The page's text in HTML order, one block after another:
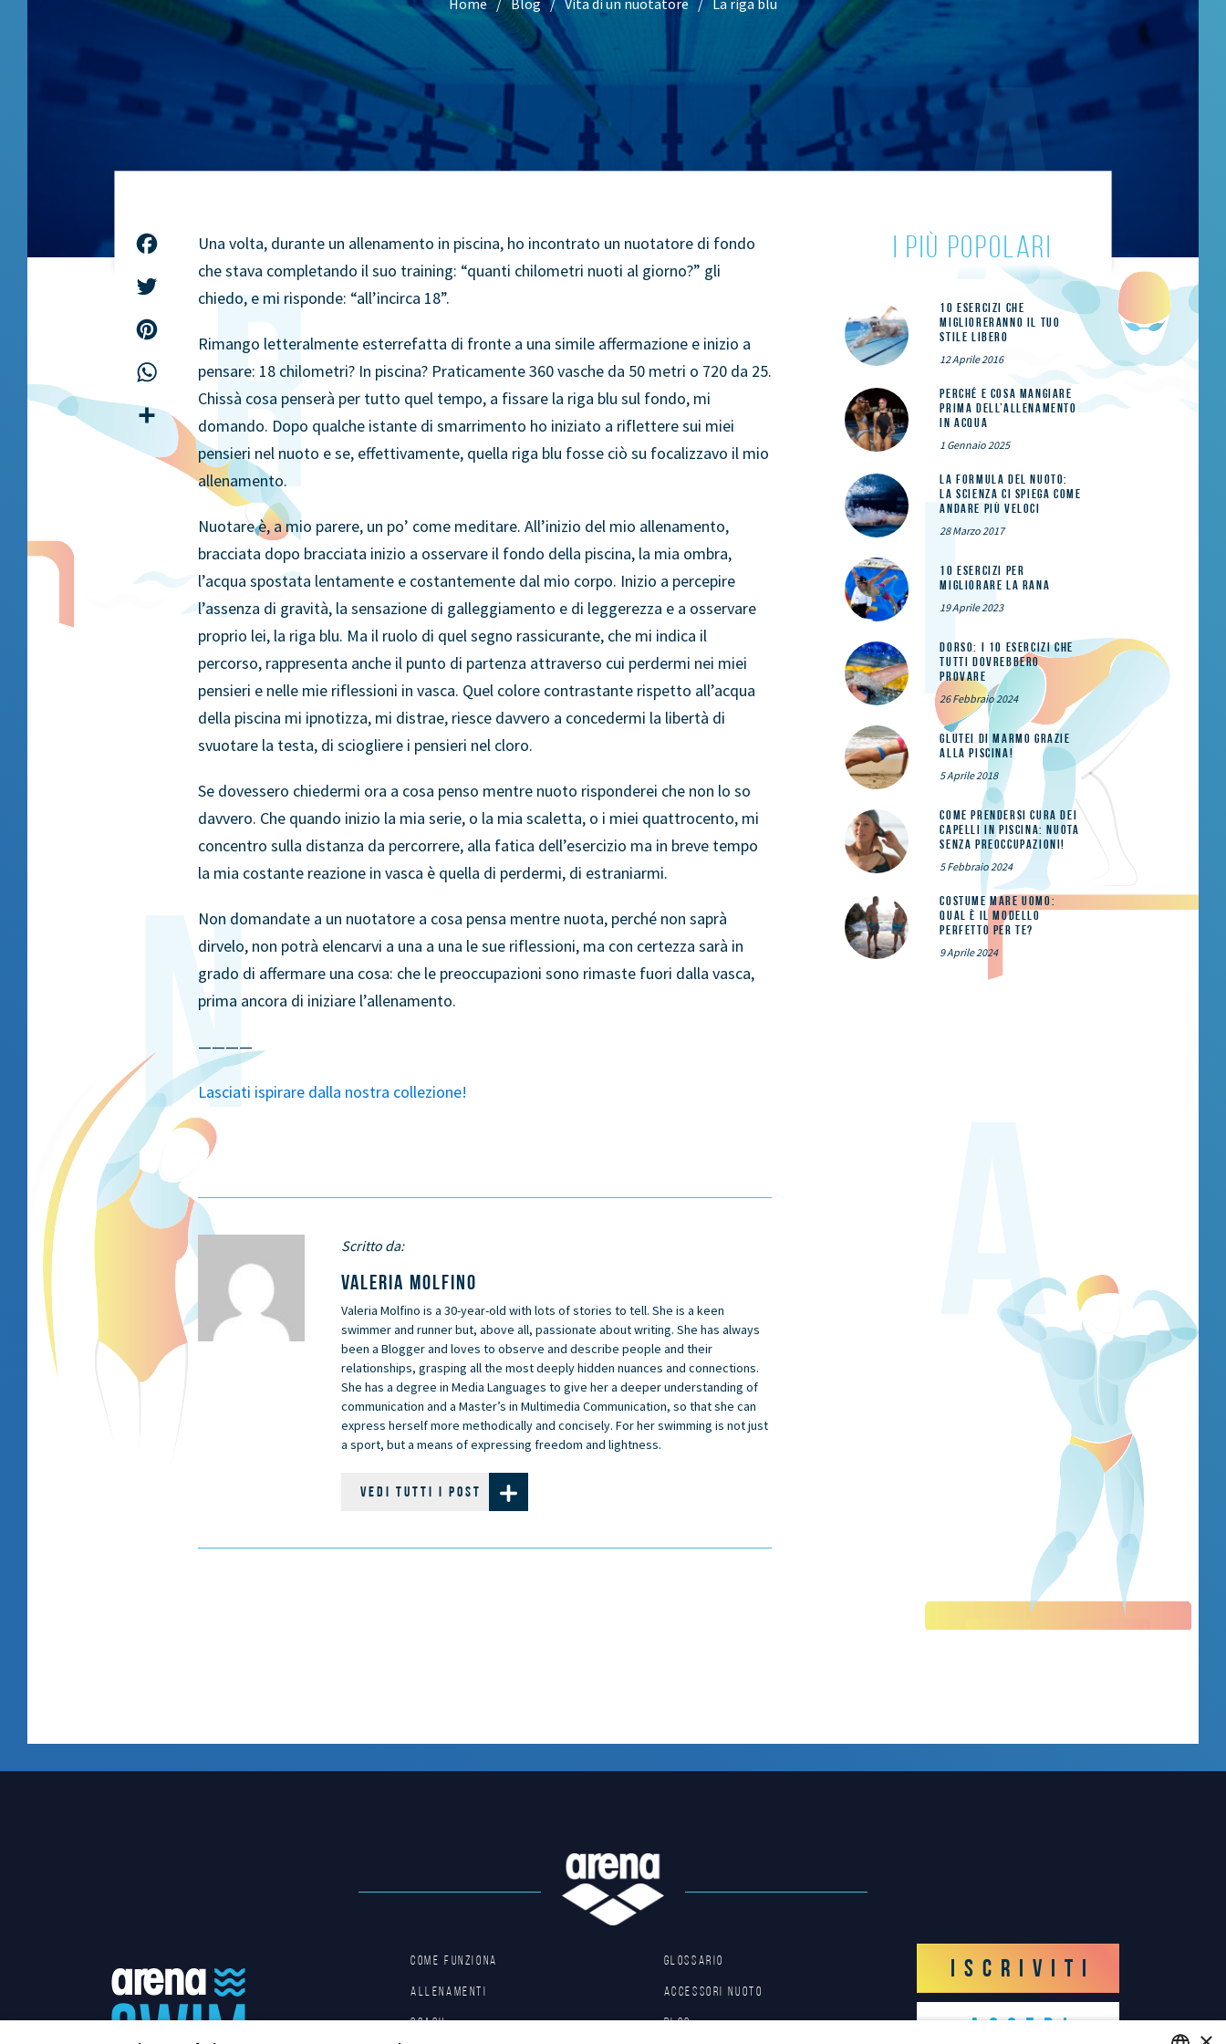
Facebook
WhatsApp
Share
Una volta, durante un allenamento in piscina, ho incontrato un nuotatore di fondo
che stava completando il suo training: “quanti chilometri nuoti al giorno?” gli
chiedo, e mi risponde: “all’incirca 18”.
Rimango letteralmente esterrefatta di fronte a una simile affermazione e inizio a
pensare: 18 chilometri? In piscina? Praticamente 360 vasche da 50 metri o 720 da 25.
Chissà cosa penserà per tutto quel tempo, a fissare la riga blu sul fondo, mi
domando. Dopo qualche istante di smarrimento ho iniziato a riflettere sui miei
pensieri nel nuoto e se, effettivamente, quella riga blu fosse ciò su focalizzavo il mio
allenamento.
Nuotare è, a mio parere, un po’ come meditare. All’inizio del mio allenamento,
bracciata dopo bracciata inizio a osservare il fondo della piscina, la mia ombra,
l’acqua spostata lentamente e costantemente dal mio corpo. Inizio a percepire
l’assenza di gravità, la sensazione di galleggiamento e di leggerezza e a osservare
proprio lei, la riga blu. Ma il ruolo di quel segno rassicurante, che mi indica il
percorso, rappresenta anche il punto di partenza attraverso cui perdermi nei miei
pensieri e nelle mie riflessioni in vasca. Quel colore contrastante rispetto all’acqua
della piscina mi ipnotizza, mi distrae, riesce davvero a concedermi la libertà di
svuotare la testa, di sciogliere i pensieri nel cloro.
Se dovessero chiedermi ora a cosa penso mentre nuoto risponderei che non lo so
davvero. Che quando inizio la mia serie, o la mia scaletta, o i miei quattrocento, mi
concentro sulla distanza da percorrere, alla fatica dell’esercizio ma in breve tempo
la mia costante reazione in vasca è quella di perdermi, di estraniarmi.
Non domandate a un nuotatore a cosa pensa mentre nuota, perché non saprà
dirvelo, non potrà elencarvi a una a una le sue riflessioni, ma con certezza sarà in
grado di affermare una cosa: che le preoccupazioni sono rimaste fuori dalla vasca,
prima ancora di iniziare l’allenamento.
————
Lasciati ispirare dalla nostra collezione!
Scritto da:
VALERIA MOLFINO
Valeria Molfino is a 30-year-old with lots of stories to tell. She is a keen
swimmer and runner but, above all, passionate about writing. She has always
been a Blogger and loves to observe and describe people and their
relationships, grasping all the most deeply hidden nuances and connections.
She has a degree in Media Languages to give her a deeper understanding of
communication and a Master’s in Multimedia Communication, so that she can
express herself more methodically and concisely. For her swimming is not just
a sport, but a means of expressing freedom and lightness.
VEDI TUTTI I POST
i più popolari
10 esercizi che
miglioreranno il tuo
stile libero
12 Aprile 2016
Perché e cosa mangiare
prima dell’allenamento
in acqua
1 Gennaio 2025
La formula del nuoto:
la scienza ci spiega come
andare più veloci
28 Marzo 2017
10 esercizi per
migliorare la rana
19 Aprile 2023
DORSO: i 10 esercizi che
tutti dovrebbero
provare
26 Febbraio 2024
Glutei di marmo grazie
alla piscina!
5 Aprile 2018
Come prendersi cura dei
capelli in piscina: nuota
senza preoccupazioni!
5 Febbraio 2024
Costume mare uomo:
qual è il modello
perfetto per te?
9 Aprile 2024
Come funziona
Allenamenti
Coach
Glossario
Accessori nuoto
Blog
ISCRIVITI
ACCEDI